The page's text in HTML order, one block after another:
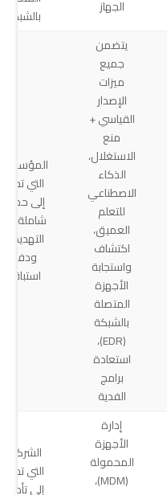
الجهاز
بالشبكة
يتضمن
جميع
ميزات
الإصدار
القياسي +
منع
الاستغلال،
الذكاء
الاصطناعي
للتعلم
العميق،
اكتشاف
واستجابة
الأجهزة
المتصلة
بالشبكة
(EDR)،
استعادة
برامج
الفدية
التي تحتاج
إلى حماية
شاملة من
التهديدات
ودفاع
استباقي
إدارة
الأجهزة
المحمولة
(MDM)،
الشركات
التي تحتاج
إلى تأمين